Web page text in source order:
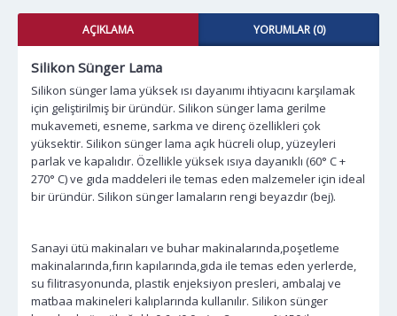
AÇIKLAMA YORUMLAR (0)
Silikon Sünger Lama
Silikon sünger lama yüksek ısı dayanımı ihtiyacını karşılamak
için geliştirilmiş bir üründür. Silikon sünger lama gerilme
mukavemeti, esneme, sarkma ve direnç özellikleri çok
yüksektir. Silikon sünger lama açık hücreli olup, yüzeyleri
parlak ve kapalıdır. Özellikle yüksek ısıya dayanıklı (60° C +
270° C) ve gıda maddeleri ile temas eden malzemeler için ideal
bir üründür. Silikon sünger lamaların rengi beyazdır (bej).
Sanayi ütü makinaları ve buhar makinalarında,poşetleme
makinalarında,fırın kapılarında,gıda ile temas eden yerlerde,
su filitrasyonunda, plastik enjeksiyon presleri, ambalaj ve
matbaa makineleri kalıplarında kullanılır. Silikon sünger